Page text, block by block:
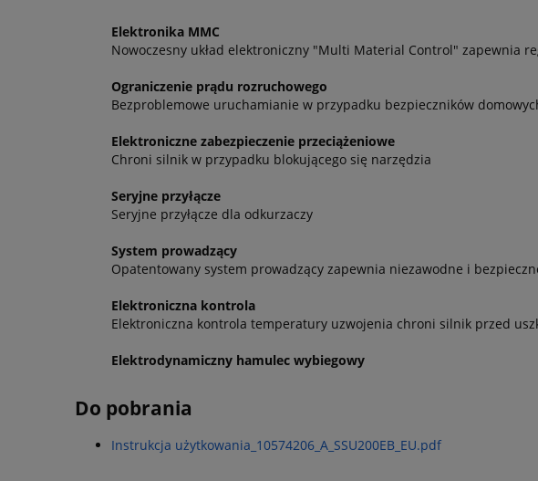
Elektronika MMC
Nowoczesny układ elektroniczny "Multi Material Control" zapewnia
Ograniczenie prądu rozruchowego
Bezproblemowe uruchamianie w przypadku bezpieczników
Elektroniczne zabezpieczenie przeciążeniowe
Chroni silnik w przypadku blokującego się narzędzia
Seryjne przyłącze
Seryjne przyłącze dla odkurzaczy
System prowadzący
Opatentowany system prowadzący zapewnia niezawodne i
Elektroniczna kontrola
Elektroniczna kontrola temperatury uzwojenia chroni silnik przed
Elektrodynamiczny hamulec wybiegowy
Do pobrania
Instrukcja użytkowania_10574206_A_SSU200EB_EU.pdf